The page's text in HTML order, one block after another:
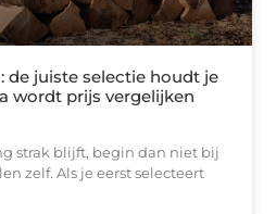
de juiste selectie houdt je
wordt prijs vergelijken
strak blijft, begin dan niet bij
zelf. Als je eerst selecteert